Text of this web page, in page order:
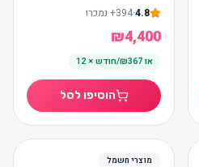
4.8
·
394
+ נמכרו
₪4,400
או₪367/חודש × 12
הוסיפו לסל
מוצרי חשמל